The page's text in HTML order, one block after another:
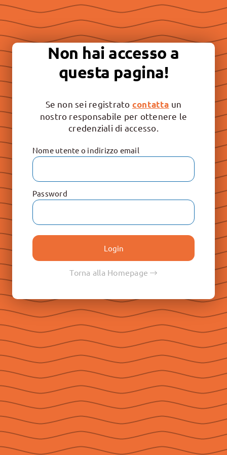
Non hai accesso a
questa pagina!
Se non sei registrato contatta un
nostro responsabile per ottenere le
credenziali di accesso.
Nome utente o indirizzo email
Password
Torna alla Homepage
Essere “buona stampa” per
continuare a promuovere la
libertà e il rispetto dei valori
irrinunciabili: Vita, Famiglia e
Don Paolo Albera
Don Pietro Ricaldone
Don Renato Ziggiotti
Le Raccolte
Don Egidio Viganò
Don Juan E. Vecchi
Don Pasqual V. Chavez
Don Ángel F. Artime
Don Fabio Attard
Social
Seguici su Facebook
Seguici su Instagram
Seguici su YouTube